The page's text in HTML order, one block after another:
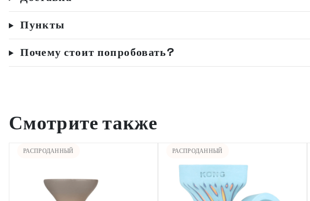
Пункты
Почему стоит попробовать?
Смотрите также
РАСПРОДАННЫЙ РАСПРОДАННЫЙ